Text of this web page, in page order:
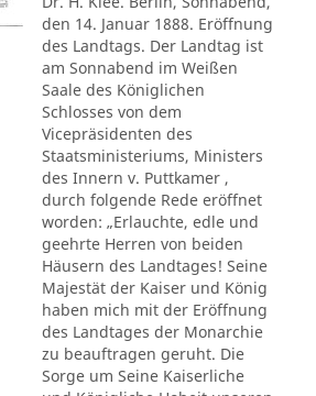
den 14. Januar 1888. Eröffnung
des Landtags. Der Landtag ist
am Sonnabend im Weißen
Saale des Königlichen
Schlosses von dem
Vicepräsidenten des
Staatsministeriums, Ministers
des Innern v. Puttkamer ,
durch folgende Rede eröffnet
worden: „Erlauchte, edle und
geehrte Herren von beiden
Häusern des Landtages! Seine
Majestät der Kaiser und König
haben mich mit der Eröffnung
des Landtages der Monarchie
zu beauftragen geruht. Die
Sorge um Seine Kaiserliche